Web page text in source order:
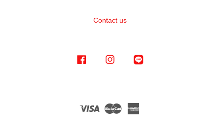
Contact us
Facebook Instagram
Visa Master